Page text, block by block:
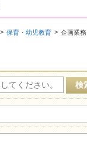
保育・幼児教育 企画業務